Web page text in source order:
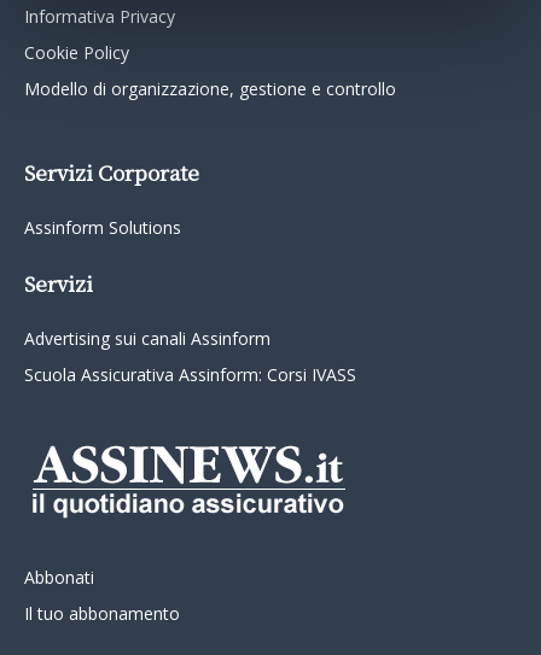
Informativa Privacy
Cookie Policy
Modello di organizzazione, gestione e controllo
Servizi Corporate
Assinform Solutions
Servizi
Advertising sui canali Assinform
Scuola Assicurativa Assinform: Corsi IVASS
Abbonati
Il tuo abbonamento